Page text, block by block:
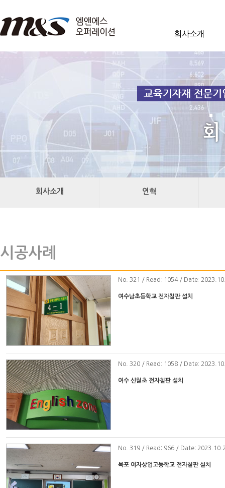
회사소개
회사소개 연혁
시공사례
No . 321 / Read: 1054 / Date:
여수남초등학교 전자칠판 설치
No . 320 / Read: 1058 / Date:
여수 신월초 전자칠판 설치
No . 319 / Read: 966 / Date:
목포 여자상업고등학교 전자칠판 설치